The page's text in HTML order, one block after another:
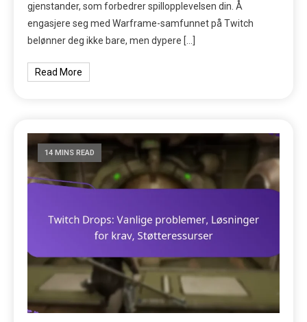
gjenstander, som forbedrer spillopplevelsen din. Å
engasjere seg med Warframe-samfunnet på Twitch
belønner deg ikke bare, men dypere […]
Read More
14 MINS READ